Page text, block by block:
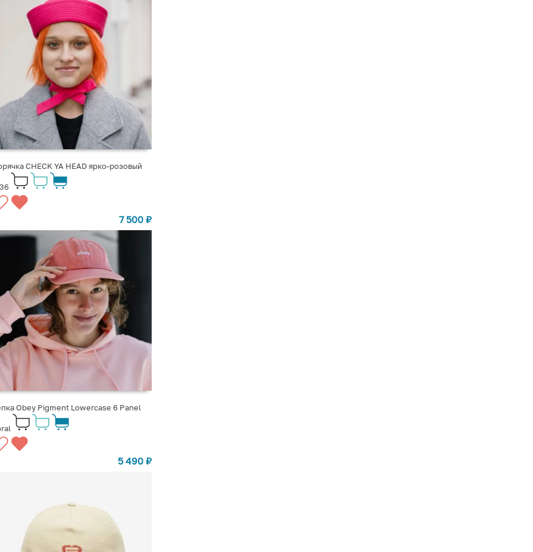
CHECK YA HEAD ярко-розовый
7 500₽
Obey Pigment Lowercase 6 Panel
5 490₽